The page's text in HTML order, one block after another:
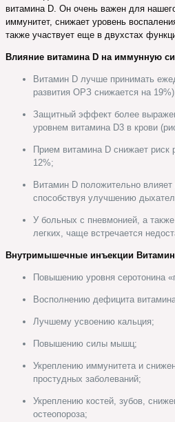
витамина D. Он очень важен для
иммунитет, снижает уровень
также участвует еще в двухстах
Влияние витамина D на иммунную
Витамин D лучше принимать
развития ОРЗ снижается на
Защитный эффект более
уровнем витамина D3 в крови
Прием витамина D снижает
12%;
Витамин D положительно влияет
способствуя улучшению
У больных с пневмонией, а
легких, чаще встречается
Внутримышечные инъекции Витамин
Повышению уровня серотонина
Восполнению дефицита
Лучшему усвоению кальция;
Повышению силы мышц;
Укреплению иммунитета и
простудных заболеваний;
Укреплению костей, зубов,
остеопороза;